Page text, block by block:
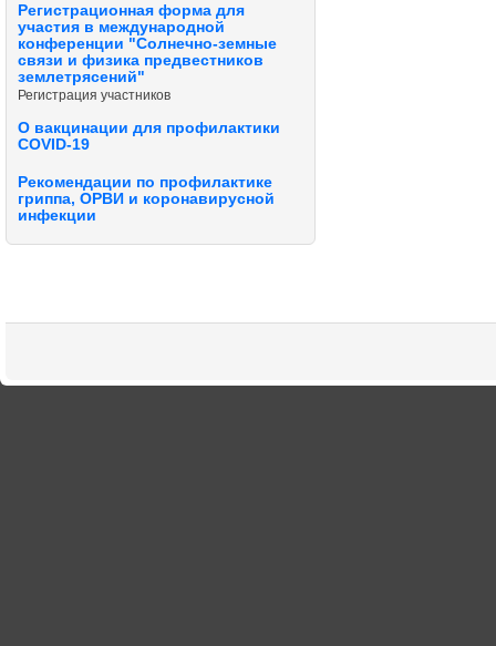
Регистрационная форма для
участия в международной
конференции "Солнечно-земные
связи и физика предвестников
землетрясений"
Регистрация участников
О вакцинации для профилактики
COVID-19
Рекомендации по профилактике
гриппа, ОРВИ и коронавирусной
инфекции